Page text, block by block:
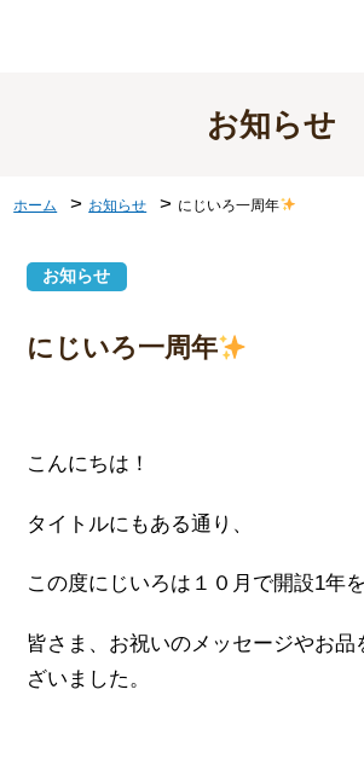
お知らせ
ホーム > お知らせ > にじいろ一周年
お知らせ
にじいろ一周年
こんにちは！
タイトルにもある通り、
この度にじいろは１０月で開設1年
皆さま、お祝いのメッセージやお品
ざいました。